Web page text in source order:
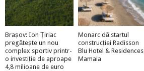
Brașov: Ion Țiriac
pregătește un nou
complex sportiv printr-
o investiție de aproape
4,8 milioane de euro
Monarc dă startul
construcției Radisson
Blu Hotel & Residences
Mamaia